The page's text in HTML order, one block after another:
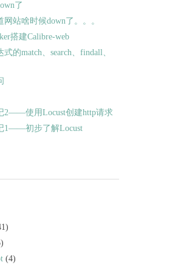
了
网站啥时候down了。。。
搭建Calibre-web
式的match、search、findall、
2——使用Locust创建http请求
1——初步了解Locust
(4)